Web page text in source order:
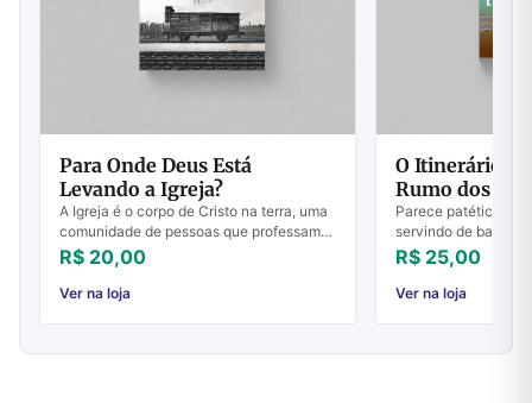
Para Onde Deus Está
Levando a Igreja?
A Igreja é o corpo de Cristo na terra, uma
comunidade de pessoas que professam
sua fé em Jesus e buscam seguir seus
ensinamentos. Mas para onde Deus está
lev...
R$ 20,00
Ver na loja
O Itinerário de
Rumo dos
Parece patético
servindo de base
ministério como o
encarnação. A
R$ 25,00
Ver na loja